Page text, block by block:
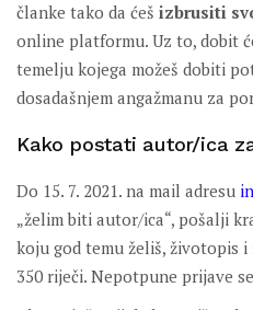
članke tako da ćeš izbrusiti
online platformu. Uz to, dobit
temelju kojega možeš dobiti
dosadašnjem angažmanu za
Kako postati autor/ica
Do 15. 7. 2021. na mail adresu
„želim biti autor/ica“, pošalji
koju god temu želiš, životopis
350 riječi. Nepotpune prijave